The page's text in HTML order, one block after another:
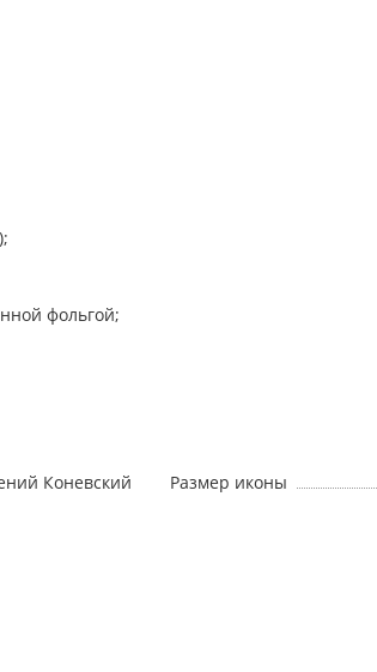
фольгой;
Коневский Размер иконы